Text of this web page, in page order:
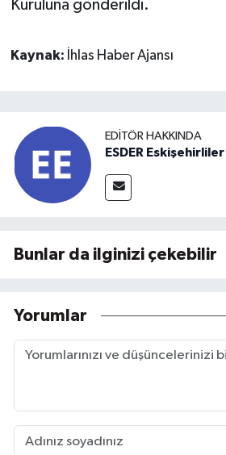
Kuruluna gönderildi.
Kaynak: İhlas Haber Ajansı
EDITÖR HAKKINDA
ESDER
Bunlar da ilginizi çekebilir
Yorumlar